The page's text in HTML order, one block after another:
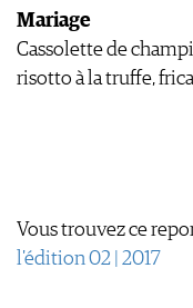
Mariage
Cassolette de
risotto à la truffe,
Vous trouvez ce
l'édition 02 | 2017